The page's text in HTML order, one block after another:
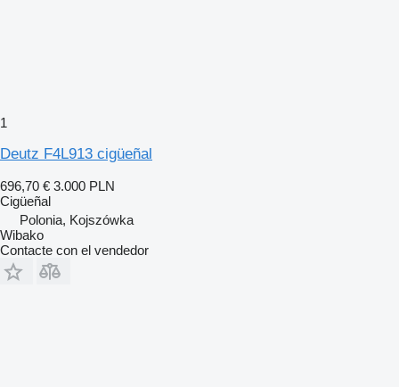
1
Deutz F4L913 cigüeñal
696,70 € 3.000 PLN
Cigüeñal
Polonia, Kojszówka
Wibako
Contacte con el vendedor